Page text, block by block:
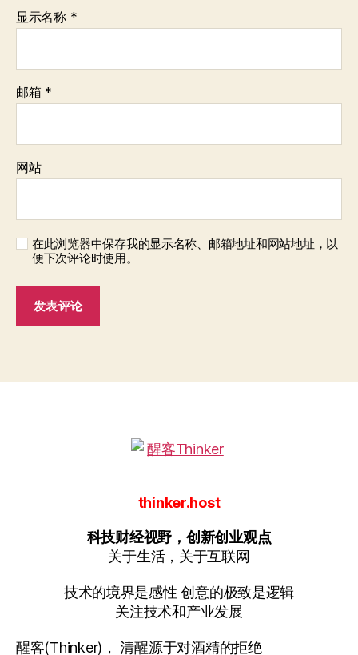
显示名称 *
邮箱 *
网站
在此浏览器中保存我的显示名称、邮箱地址和网站地址，以
便下次评论时使用。
thinker.host
科技财经视野，创新创业观点
关于生活，关于互联网
技术的境界是感性 创意的极致是逻辑
关注技术和产业发展
醒客(Thinker)， 清醒源于对酒精的拒绝